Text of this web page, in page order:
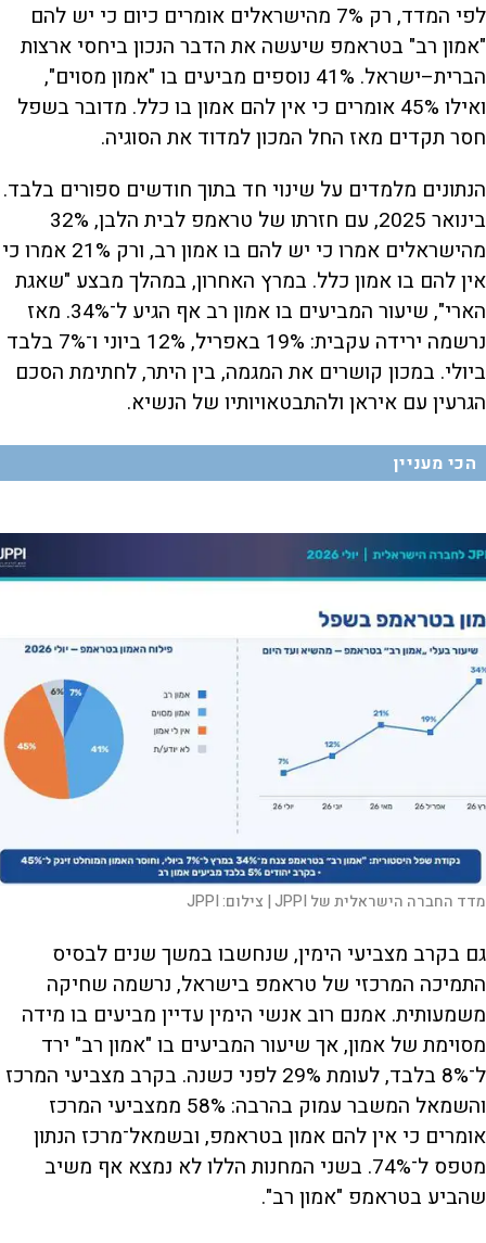
לפי המדד, רק 7% מהישראלים אומרים כיום כי יש להם
"אמון רב" בטראמפ שיעשה את הדבר הנכון ביחסי ארצות
הברית–ישראל. 41% נוספים מביעים בו "אמון מסוים",
ואילו 45% אומרים כי אין להם אמון בו כלל. מדובר בשפל
חסר תקדים מאז החל המכון למדוד את הסוגיה.
הנתונים מלמדים על שינוי חד בתוך חודשים ספורים בלבד.
בינואר 2025, עם חזרתו של טראמפ לבית הלבן, 32%
מהישראלים אמרו כי יש להם בו אמון רב, ורק 21% אמרו כי
אין להם בו אמון כלל. במרץ האחרון, במהלך מבצע "שאגת
הארי", שיעור המביעים בו אמון רב אף הגיע ל־34%. מאז
נרשמה ירידה עקבית: 19% באפריל, 12% ביוני ו־7% בלבד
ביולי. במכון קושרים את המגמה, בין היתר, לחתימת הסכם
הגרעין עם איראן ולהתבטאויותיו של הנשיא.
הכי מעניין
מדד החברה הישראלית של JPPI | צילום:JPPI
גם בקרב מצביעי הימין, שנחשבו במשך שנים לבסיס
התמיכה המרכזי של טראמפ בישראל, נרשמה שחיקה
משמעותית. אמנם רוב אנשי הימין עדיין מביעים בו מידה
מסוימת של אמון, אך שיעור המביעים בו "אמון רב" ירד
ל־8% בלבד, לעומת 29% לפני כשנה. בקרב מצביעי המרכז
והשמאל המשבר עמוק בהרבה: 58% ממצביעי המרכז
אומרים כי אין להם אמון בטראמפ, ובשמאל־מרכז הנתון
מטפס ל־74%. בשני המחנות הללו לא נמצא אף משיב
שהביע בטראמפ "אמון רב".